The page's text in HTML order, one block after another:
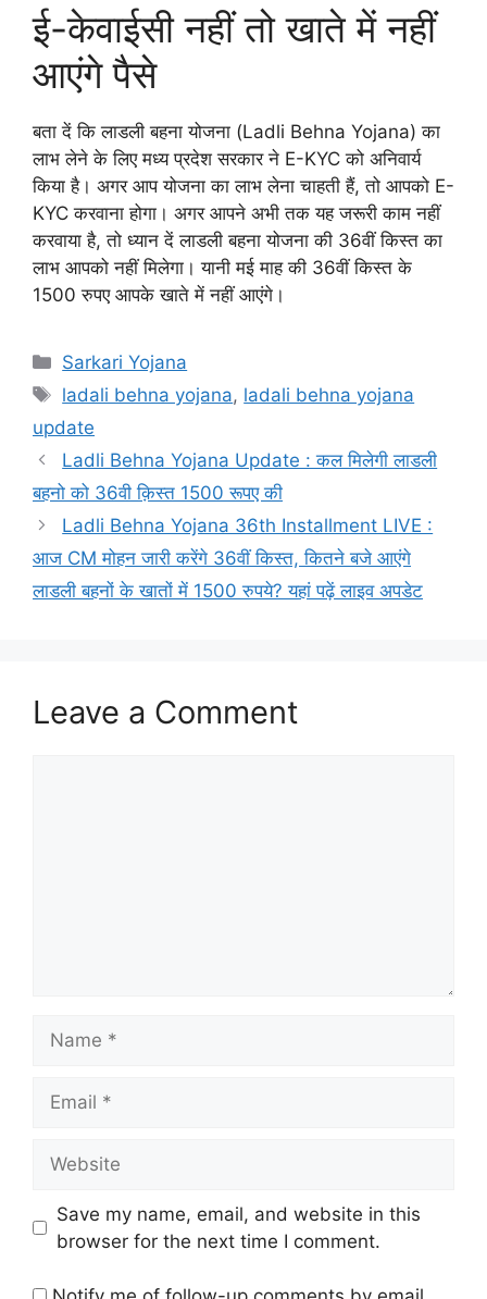
ई-केवाईसी नहीं तो खाते में नहीं
आएंगे पैसे
बता दें कि लाडली बहना योजना (Ladli Behna Yojana) का
लाभ लेने के लिए मध्य प्रदेश सरकार ने E-KYC को अनिवार्य
किया है। अगर आप योजना का लाभ लेना चाहती हैं, तो आपको E-
KYC करवाना होगा। अगर आपने अभी तक यह जरूरी काम नहीं
करवाया है, तो ध्यान दें लाडली बहना योजना की 36वीं किस्त का
लाभ आपको नहीं मिलेगा। यानी मई माह की 36वीं किस्त के
1500 रुपए आपके खाते में नहीं आएंगे।
Categories
Sarkari Yojana
Tags
ladali behna yojana, ladali behna yojana
update
Ladli Behna Yojana Update : कल मिलेगी लाडली
बहनो को 36वी क़िस्त 1500 रूपए की
Ladli Behna Yojana 36th Installment LIVE :
आज CM मोहन जारी करेंगे 36वीं किस्त, कितने बजे आएंगे
लाडली बहनों के खातों में 1500 रुपये? यहां पढ़ें लाइव अपडेट
Leave a Comment
Save my name, email, and website in this
browser for the next time I comment.